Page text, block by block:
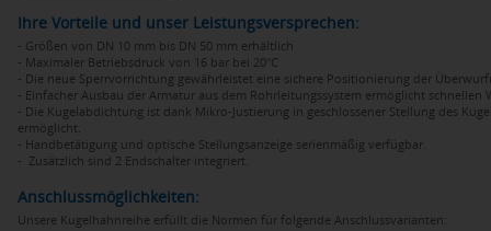
Ihre Vorteile und unser Leistungsversprechen:
- Größen von DN 10 mm bis DN 50 mm erhältlich
- Maximaler Betriebsdruck von 16 bar bei 20°C
- Die neue Sperrvorrichtung gewährleistet eine sichere Positionierung der
- Einfacher Ausbau der Armatur aus dem Rohrleitungssystem ermöglicht
- Die Kugelabdichtung ist dank Mikro-Justierung in geschlossener Stellung des
ermöglicht.
- Handbetätigung und optische Stellungsanzeige serienmäßig verfügbar.
- Zusätzlich sind 2 Endschalter integriert.
Anschlussmöglichkeiten:
Unsere Kugelhahnreihe erfüllt die Normen für folgende Anschlussvarianten: